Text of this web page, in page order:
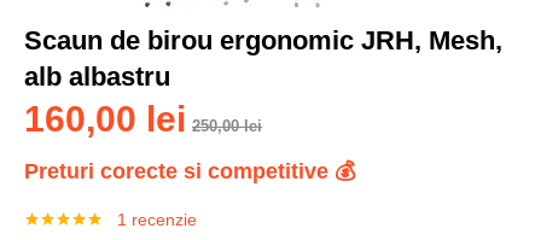
Scaun de birou ergonomic JRH, Mesh,
alb albastru
160,00 lei 250,00lei
Preturi corecte si competitive 💰
1 recenzie